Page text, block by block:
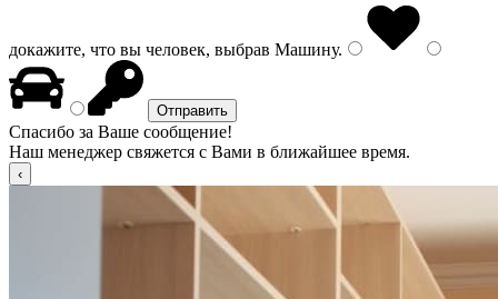
докажите, что вы человек, выбрав Машину.
Спасибо за Ваше сообщение!
Наш менеджер свяжется с Вами в ближайшее время.